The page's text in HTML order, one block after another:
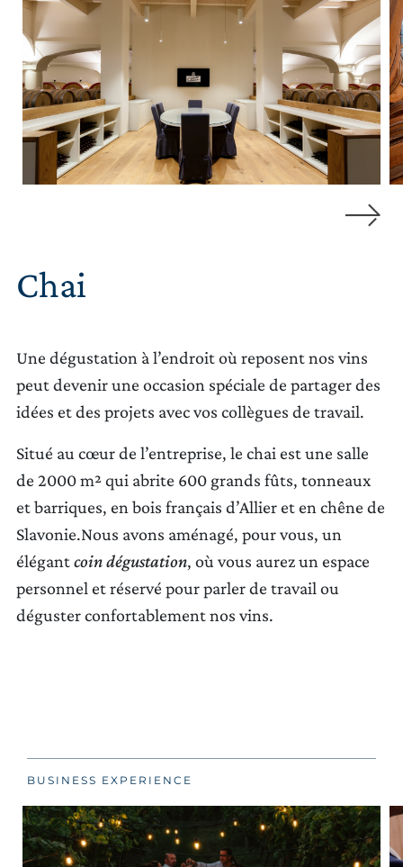
Chai
Une dégustation à l’endroit où reposent nos vins
peut devenir une occasion spéciale de partager des
idées et des projets avec vos collègues de travail.
Situé au cœur de l’entreprise, le chai est une salle
de 2000 m² qui abrite 600 grands fûts, tonneaux
et barriques, en bois français d’Allier et en chêne de
Slavonie.Nous avons aménagé, pour vous, un
élégantcoin dégustation, où vous aurez un espace
personnel et réservé pour parler de travail ou
déguster confortablement nos vins.
BUSINESS EXPERIENCE